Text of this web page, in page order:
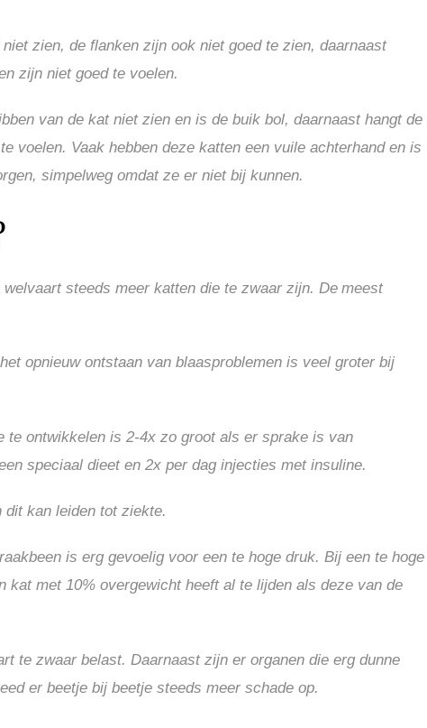
zien, de flanken zijn ook niet goed te zien, daarnaast
zijn niet goed te voelen.
van de kat niet zien en is de buik bol, daarnaast hangt de
voelen. Vaak hebben deze katten een vuile achterhand en is
simpelweg omdat ze er niet bij kunnen.
steeds meer katten die te zwaar zijn. De meest
opnieuw ontstaan van blaasproblemen is veel groter bij
ontwikkelen is 2-4x zo groot als er sprake is van
speciaal dieet en 2x per dag injecties met insuline.
kan leiden tot ziekte.
is erg gevoelig voor een te hoge druk. Bij een te hoge
met 10% overgewicht heeft al te lijden als deze van de
te zwaar belast. Daarnaast zijn er organen die erg dunne
er beetje bij beetje steeds meer schade op.